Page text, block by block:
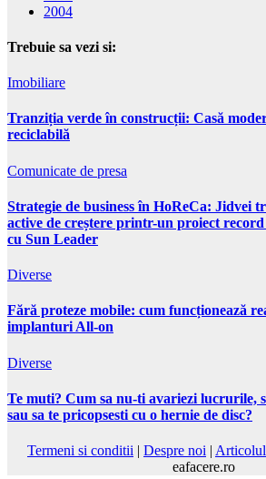
2004
Trebuie sa vezi si:
Imobiliare
Tranziția verde în construcții: Casă
reciclabilă
Comunicate de presa
Strategie de business în HoReCa: Jidvei
active de creștere printr-un proiect
cu Sun Leader
Diverse
Fără proteze mobile: cum funcționează
implanturi All-on
Diverse
Te muti? Cum sa nu-ti avariezi lucrurile,
sau sa te pricopsesti cu o hernie de disc?
Termeni si conditii | Despre noi |
eafacere.ro